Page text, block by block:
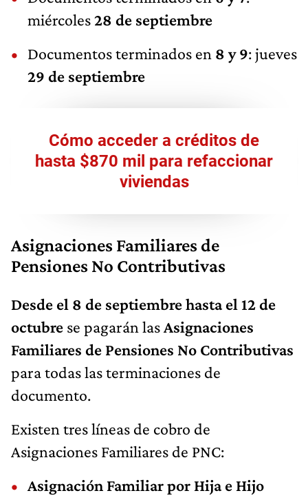
miércoles28 de septiembre
Documentos terminados en 8 y 9: jueves
29 de septiembre
Cómo acceder a créditos de
hasta $870 mil para refaccionar
viviendas
Asignaciones Familiares de
Pensiones No Contributivas
Desde el 8 de septiembre hasta el 12 de
octubre se pagarán lasAsignaciones
Familiares de Pensiones No Contributivas
para todas las terminaciones de
documento.
Existen tres líneas de cobro de
Asignaciones Familiares de PNC:
Asignación Familiar por Hija e Hijo